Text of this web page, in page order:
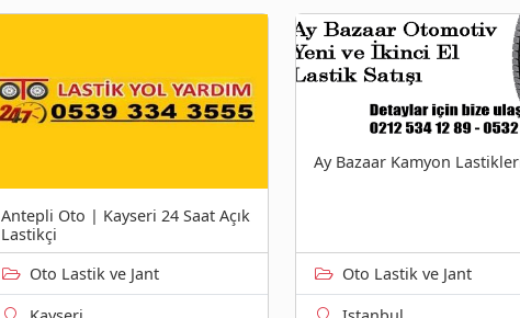
Antepli Oto | Kayseri 24 Saat Açık
Lastikçi
Oto Lastik ve Jant
Ay Bazaar Kamyon
Oto Lastik ve Jant